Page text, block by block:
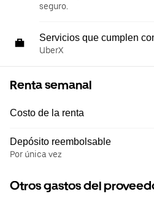
seguro.
Servicios que cumplen
UberX
Renta semanal
Costo de la renta
Depósito reembolsable
Por única vez
Otros gastos del